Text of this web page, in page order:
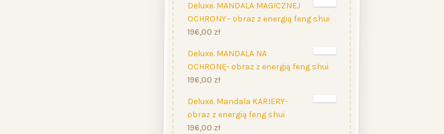
Deluxe. MANDALA MAGICZNEJ
OCHRONY - obraz z energią feng shui
196,00 zł
Deluxe. MANDALA NA
OCHRONĘ- obraz z energią feng shui
196,00 zł
Deluxe. Mandala KARIERY-
obraz z energią feng shui
196,00 zł